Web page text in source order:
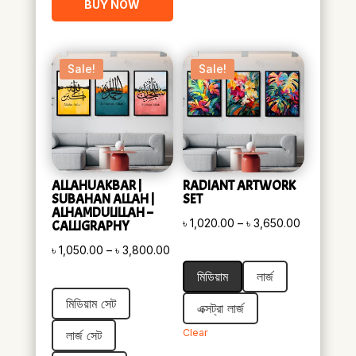
BUY NOW
Sale!
ALLAHUAKBAR |
SUBAHAN ALLAH |
ALHAMDULILLAH –
CALLIGRAPHY
৳ 1,050.00 – ৳ 3,800.00Price
range:
৳ 1,050.00
through
৳ 3,800.00
মিডিয়াম সেট
লার্জ সেট
Sale!
RADIANT ARTWORK
SET
৳1,020.00 – ৳3,650.00
মিডিয়াম
লার্জ
এক্সট্রা লার্জ
Clear